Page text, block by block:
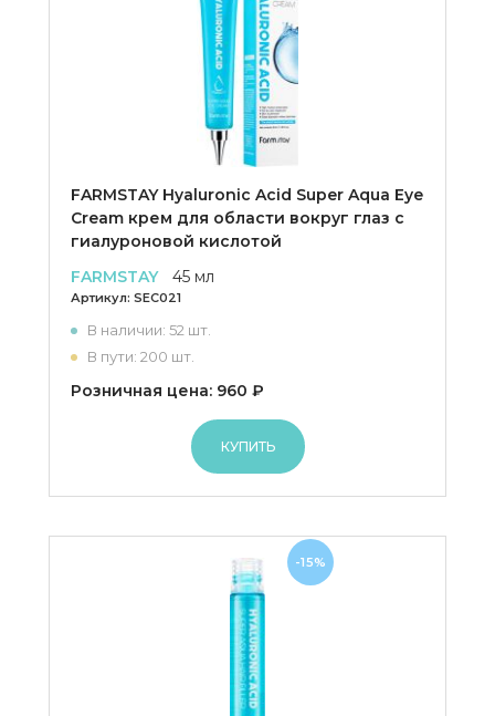
FARMSTAY Hyaluronic Acid Super Aqua Eye
Cream крем для области вокруг глаз с
гиалуроновой кислотой
FARMSTAY
45 мл
Артикул: SEC021
В наличии: 52 шт.
В пути: 200 шт.
Розничная цена: 960 ₽
КУПИТЬ
-15%